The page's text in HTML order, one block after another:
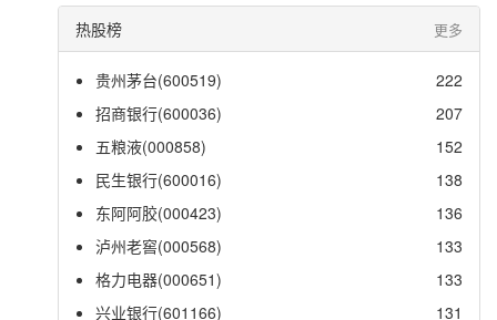
热股榜 更多
贵州茅台(600519)
222
招商银行(600036)
207
五粮液(000858)
152
民生银行(600016)
138
东阿阿胶(000423)
136
泸州老窖(000568)
133
格力电器(000651)
133
兴业银行(601166)
131